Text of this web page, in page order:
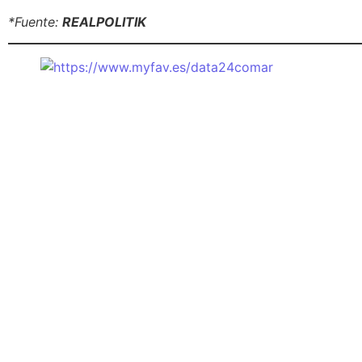
*Fuente: REALPOLITIK